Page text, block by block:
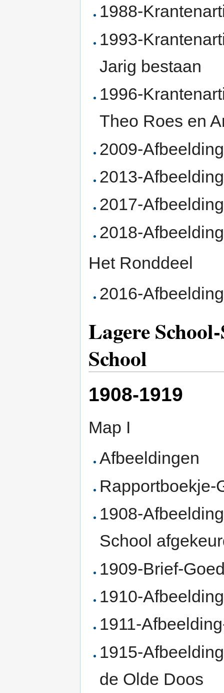
1988-
1993-
Jarig bestaan
1996-
Theo Roes en
2009-
2013-
2017-
2018-
Het Ronddeel
2016-
Lagere
School
1908-1919
Map I
Afbeeldingen
Rapportboekje-
1908-
School
1909-Brief-
1910-
1911-
1915-
de Olde Doos